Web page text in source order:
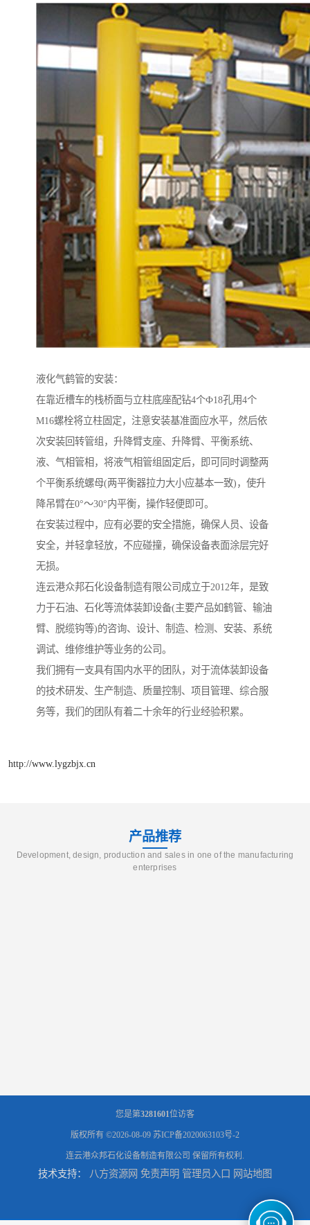
液化气鹤管的安装：
在靠近槽车的栈桥面与立柱底座配钻4个Ф18孔用4个
M16螺栓将立柱固定，注意安装基准面应水平，然后依
次安装回转管组，升降臂支座、升降臂、平衡系统、
液、气相管相，将液气相管组固定后，即可同时调整两
个平衡系统螺母(两平衡器拉力大小应基本一致)，使升
降吊臂在0°～30°内平衡，操作轻便即可。
在安装过程中，应有必要的安全措施，确保人员、设备
安全，并轻拿轻放，不应碰撞，确保设备表面涂层完好
无损。
连云港众邦石化设备制造有限公司成立于2012年，是致
力于石油、石化等流体装卸设备(主要产品如鹤管、输油
臂、脱缆钩等)的咨询、设计、制造、检测、安装、系统
调试、维修维护等业务的公司。
我们拥有一支具有国内水平的团队，对于流体装卸设备
的技术研发、生产制造、质量控制、项目管理、综合服
务等，我们的团队有着二十余年的行业经验积累。
http://www.lygzbjx.cn
产品推荐
Development, design, production and sales in one of the manufacturing
enterprises
您是第3281601位访客
版权所有 ©2026-08-09 苏ICP备2020063103号-2
连云港众邦石化设备制造有限公司 保留所有权利.
技术支持： 八方资源网 免责声明 管理员入口 网站地图